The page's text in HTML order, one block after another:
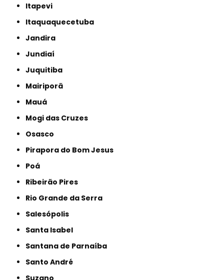
Itapevi
Itaquaquecetuba
Jandira
Jundiaí
Juquitiba
Mairiporã
Mauá
Mogi das Cruzes
Osasco
Pirapora do Bom Jesus
Poá
Ribeirão Pires
Rio Grande da Serra
Salesópolis
Santa Isabel
Santana de Parnaíba
Santo André
Suzano